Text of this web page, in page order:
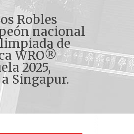
Robles
nacional
de
WRO®
2025,
Singapur.